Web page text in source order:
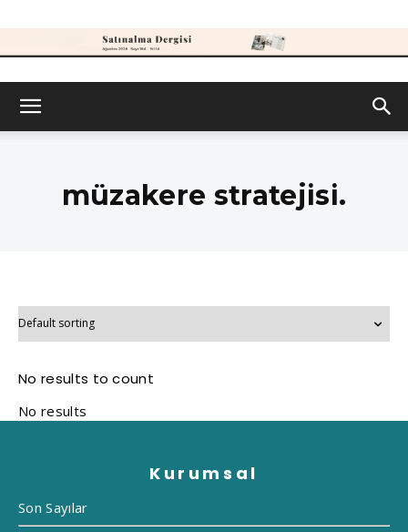
müzakere stratejisi.
No results to count
Kurumsal
Son Sayılar